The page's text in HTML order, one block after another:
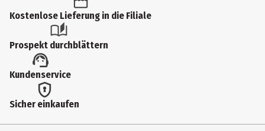
Kostenlose Lieferung in die Filiale
Prospekt durchblättern
Kundenservice
Sicher einkaufen